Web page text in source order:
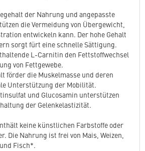
der Nahrung und angepasste
die Vermeidung von Übergewicht,
entwickeln kann. Der hohe Gehalt
sorgt fürt eine schnelle Sättigung.
L-Carnitin den Fettstoffwechsel
von Fettgewebe.
förder die Muskelmasse und deren
Unterstützung der Mobilität.
und Glucosamin unterstützen
der Gelenkelastizität.
keine künstlichen Farbstoffe oder
Die Nahrung ist frei von Mais, Weizen,
Fisch*.